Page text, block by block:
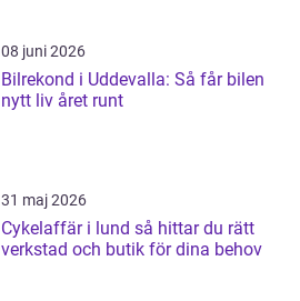
08 juni 2026
Bilrekond i Uddevalla: Så får bilen
nytt liv året runt
31 maj 2026
Cykelaffär i lund så hittar du rätt
verkstad och butik för dina behov